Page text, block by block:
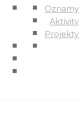
Oznamy
Aktivity
Projekty